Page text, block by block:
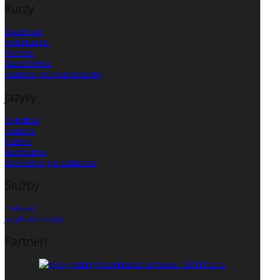
Kurzy
Skupinové
Individuálne
Firemné
Zaraz Online
Nemčina pre opatrovateľky
Jazyky
Angličtina
Nemčina
Ruština
Španielčina
Slovenčina pre cudzincov
Služby
Preklady
Jazykové pobyty
Partneri